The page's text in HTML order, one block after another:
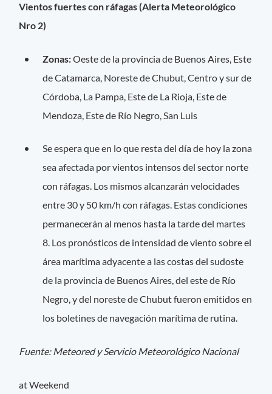
Vientos fuertes con ráfagas (Alerta Meteorológico
Nro 2)
Zonas:Oeste de la provincia de Buenos Aires, Este
de Catamarca, Noreste de Chubut, Centro y sur de
Córdoba, La Pampa, Este de La Rioja, Este de
Mendoza, Este de Río Negro, San Luis
Se espera que en lo que resta del día de hoy la zona
sea afectada por vientos intensos del sector norte
con ráfagas. Los mismos alcanzarán velocidades
entre 30 y 50 km/h con ráfagas. Estas condiciones
permanecerán al menos hasta la tarde del martes
8. Los pronósticos de intensidad de viento sobre el
área marítima adyacente a las costas del sudoste
de la provincia de Buenos Aires, del este de Río
Negro, y del noreste de Chubut fueron emitidos en
los boletines de navegación marítima de rutina.
Fuente: Meteored y Servicio Meteorológico Nacional
at Weekend